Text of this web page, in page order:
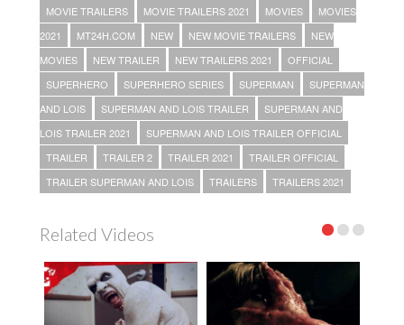
MOVIE TRAILERS
MOVIE TRAILERS 2021 MOVIES
MOVIES
2021
MT24H.COM NEW NEW MOVIE TRAILERS
NEW
MOVIES
NEW TRAILER NEW TRAILERS 2021
OFFICIAL
SUPERHERO
SUPERHERO SERIES SUPERMAN
SUPERMAN
AND LOIS
SUPERMAN AND LOIS TRAILER
SUPERMAN AND
LOIS TRAILER 2021
SUPERMAN AND LOIS TRAILER OFFICIAL
TRAILER
TRAILER 2 TRAILER 2021
TRAILER OFFICIAL
TRAILER SUPERMAN AND LOIS
TRAILERS TRAILERS 2021
Related Videos